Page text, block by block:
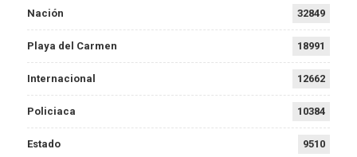
Nación 32849
Playa del Carmen 18991
Internacional 12662
Policiaca 10384
Estado 9510